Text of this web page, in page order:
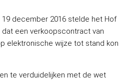
19 december 2016 stelde het Hof
een verkoopscontract van
elektronische wijze tot stand kon
te verduidelijken met de wet